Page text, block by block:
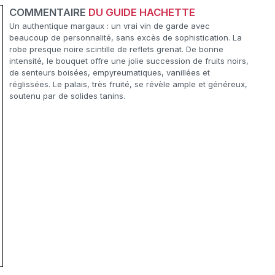
COMMENTAIRE DU GUIDE HACHETTE
Un authentique margaux : un vrai vin de garde avec
beaucoup de personnalité, sans excès de sophistication. La
robe presque noire scintille de reflets grenat. De bonne
intensité, le bouquet offre une jolie succession de fruits noirs,
de senteurs boisées, empyreumatiques, vanillées et
réglissées. Le palais, très fruité, se révèle ample et généreux,
soutenu par de solides tanins.